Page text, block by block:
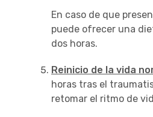
En caso de que
puede ofrecer una
dos horas.
Reinicio de la vida
horas tras el
retomar el ritmo de